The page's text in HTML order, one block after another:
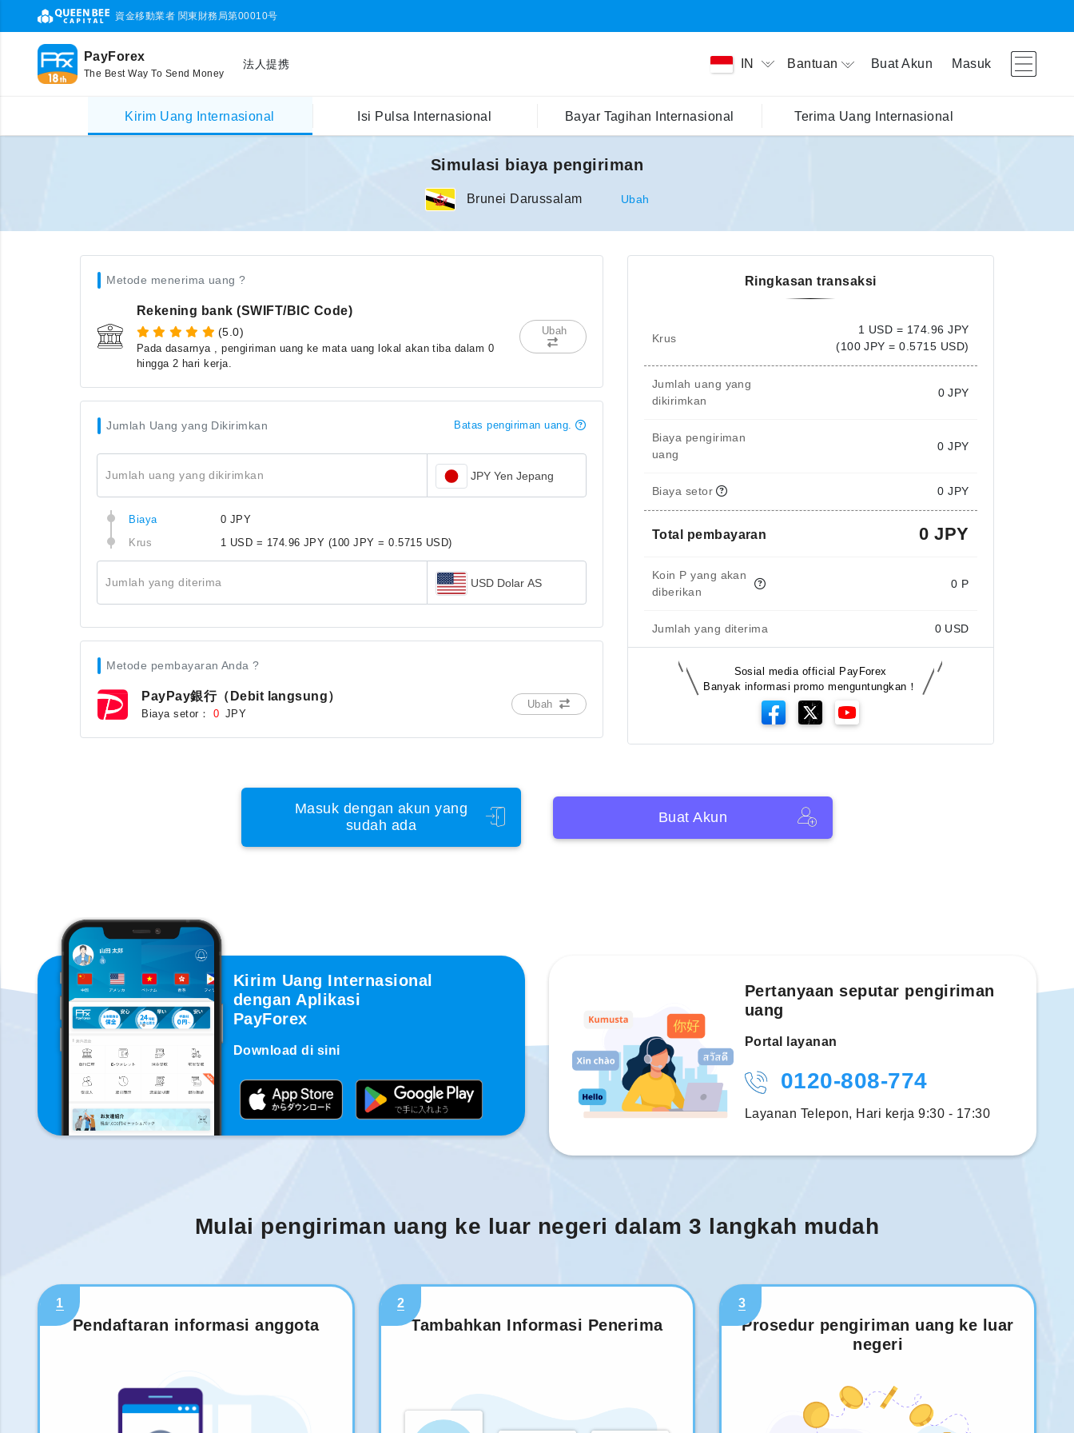
資金移動業者 関東財務局第00010号
PayForex
The Best Way To Send Money
法人提携 IN Bantuan Buat Akun Masuk
Kirim Uang Internasional Isi Pulsa Internasional Bayar Tagihan Internasional Terima Uang Internasional
Simulasi biaya pengiriman
Brunei Darussalam Ubah
Metode menerima uang ?
Rekening bank (SWIFT/BIC Code)
(5.0)
Pada dasarnya , pengiriman uang ke mata uang lokal akan tiba dalam 0
hingga 2 hari kerja.
Ubah
Jumlah Uang yang Dikirimkan Batas pengiriman uang.
Jumlah uang yang dikirimkan JPY Yen Jepang
Biaya
0 JPY
Krus
1 USD = 174.96 JPY (100 JPY = 0.5715 USD)
Jumlah yang diterima USD Dolar AS
Metode pembayaran Anda ?
PayPay銀行（Debit langsung）
Biaya setor： 0 JPY
Ubah
Ringkasan transaksi
Krus
1 USD = 174.96 JPY
(100 JPY = 0.5715 USD)
Jumlah uang yang
dikirimkan
0 JPY
Biaya pengiriman
uang
0 JPY
Biaya setor 0 JPY
Total pembayaran 0 JPY
Koin P yang akan
diberikan
0 P
Jumlah yang diterima 0 USD
Sosial media official PayForex
Banyak informasi promo menguntungkan！
Masuk dengan akun yang
sudah ada
Buat Akun
Kirim Uang Internasional
dengan Aplikasi
PayForex
Download di sini
Pertanyaan seputar pengiriman
uang
Portal layanan
0120-808-774
Layanan Telepon, Hari kerja 9:30 - 17:30
Mulai pengiriman uang ke luar negeri dalam 3 langkah mudah
1
Pendaftaran informasi anggota
2
Tambahkan Informasi Penerima
3
Prosedur pengiriman uang ke luar
negeri